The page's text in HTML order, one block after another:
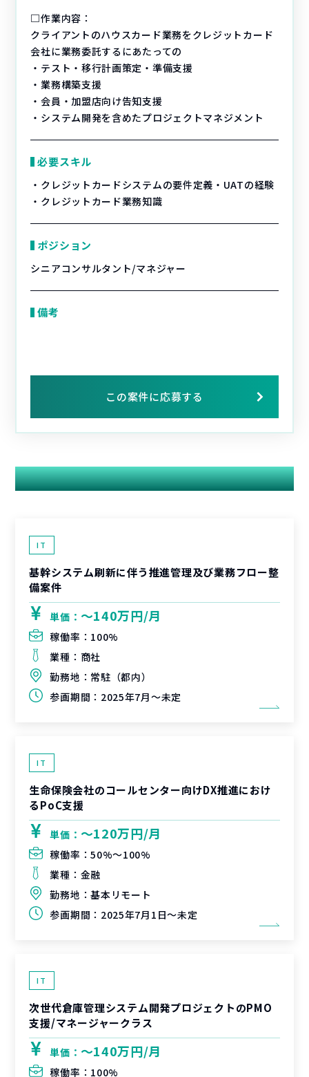
□作業内容：
クライアントのハウスカード業務をクレジットカード
会社に業務委託するにあたっての
・テスト・移行計画策定・準備支援
・業務構築支援
・会員・加盟店向け告知支援
・システム開発を含めたプロジェクトマネジメント
必要スキル
・クレジットカードシステムの要件定義・UATの経験
・クレジットカード業務知識
ポジション
シニアコンサルタント/マネジャー
備考
この案件に応募する
関連する案件
IT
基幹システム刷新に伴う推進管理及び業務フロー整
備案件
単価： 〜140万円/月
稼働率： 100%
業種： 商社
勤務地： 常駐（都内）
参画期間： 2025年7月～未定
IT
生命保険会社のコールセンター向けDX推進におけ
るPoC支援
単価： 〜120万円/月
稼働率：50%〜100%
業種： 金融
勤務地：基本リモート
参画期間： 2025年7月1日～未定
IT
次世代倉庫管理システム開発プロジェクトのPMO
支援/マネージャークラス
単価： 〜140万円/月
稼働率： 100%